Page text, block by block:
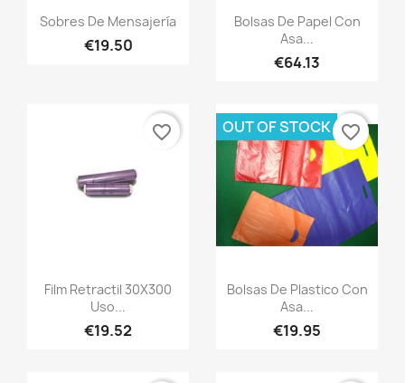
Quick view
Sobres De Mensajería
€19.50
Quick view
Bolsas De Papel Con
Asa...
€64.13
Quick view
Film Retractil 30X300
Uso...
€19.52
favorite_border
 Quick view
Bolsas De Plastico Con
Asa...
€19.95
OUT OF STOCK favorite_border